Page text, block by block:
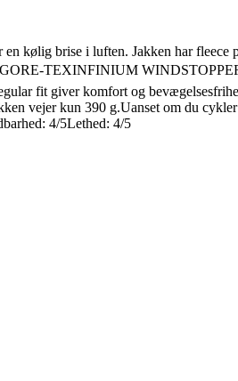
kølig brise i luften. Jakken har fleece
TEXINFINIUM
fit giver komfort og
kun 390 g.Uanset om du
4/5Lethed: 4/5